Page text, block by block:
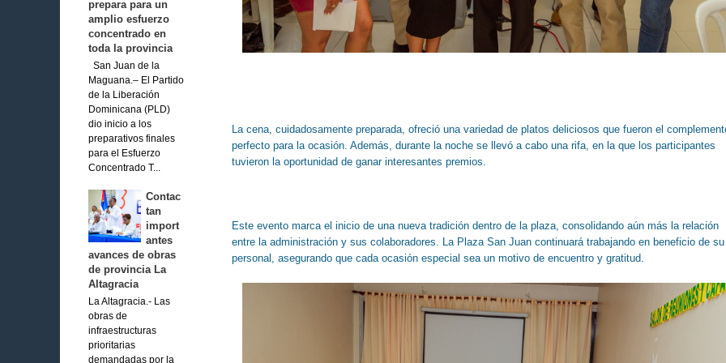
prepara para un
amplio esfuerzo
concentrado en
toda la provincia
San Juan de la
Maguana.– El Partido
de la Liberación
Dominicana (PLD)
dio inicio a los
preparativos finales
para el Esfuerzo
Concentrado T...
Contac
tan
import
antes
avances de obras
de provincia La
Altagracia
La Altagracia.- Las
obras de
infraestructuras
prioritarias
demandadas por la
La cena, cuidadosamente preparada, ofreció una variedad de platos deliciosos que fueron el
perfecto para la ocasión. Además, durante la noche se llevó a cabo una rifa, en la que los participantes
tuvieron la oportunidad de ganar interesantes premios.
Este evento marca el inicio de una nueva tradición dentro de la plaza, consolidando aún más la relación
entre la administración y sus colaboradores. La Plaza San Juan continuará trabajando en beneficio de su
personal, asegurando que cada ocasión especial sea un motivo de encuentro y gratitud.